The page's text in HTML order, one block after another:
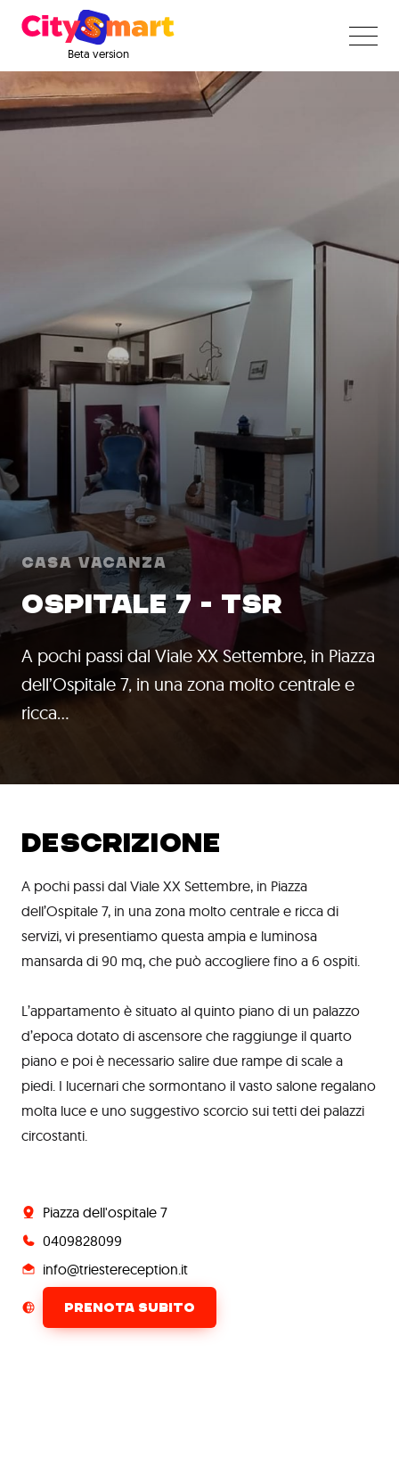
Beta version
Casa Vacanza
OSPITALE 7 - TSR
A pochi passi dal Viale XX Settembre, in Piazza
dell’Ospitale 7, in una zona molto centrale e
ricca…
DESCRIZIONE
A pochi passi dal Viale XX Settembre, in Piazza
dell’Ospitale 7, in una zona molto centrale e ricca di
servizi, vi presentiamo questa ampia e luminosa
mansarda di 90 mq, che può accogliere fino a 6 ospiti.
L’appartamento è situato al quinto piano di un palazzo
d’epoca dotato di ascensore che raggiunge il quarto
piano e poi è necessario salire due rampe di scale a
piedi. I lucernari che sormontano il vasto salone regalano
molta luce e uno suggestivo scorcio sui tetti dei palazzi
circostanti.
Piazza dell'ospitale 7
0409828099
info@triestereception.it
PRENOTA SUBITO